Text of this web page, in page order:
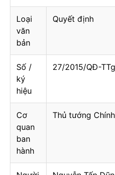
Loại
văn
bản
Quyết định
Số /
ký
hiệu
27/2015/QĐ-TTg
Cơ
quan
ban
hành
Thủ tướng